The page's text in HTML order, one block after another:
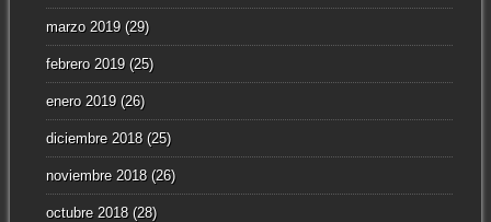
marzo 2019(29)
febrero 2019(25)
enero 2019(26)
diciembre 2018(25)
noviembre 2018(26)
octubre 2018(28)